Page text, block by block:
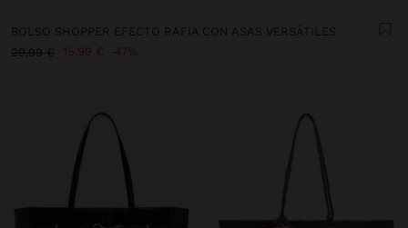
BOLSO SHOPPER EFECTO RAFIA CON ASAS VERSÁTILES
29,99 €
15,99 € 47%